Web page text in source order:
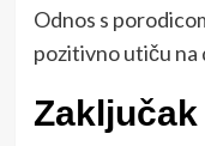
Odnos s
pozitivno utiču na
Zaključak